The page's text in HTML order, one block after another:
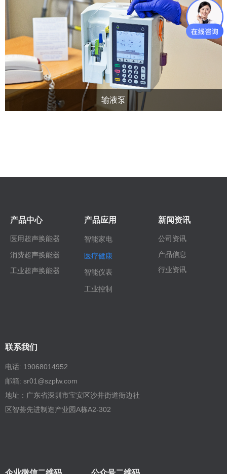
输液泵
联系我们
电话: 19068014952
邮箱: sr01@szplw.com
地址：广东省深圳市宝安区沙井街道衙边社
区智荟先进制造产业园A栋A2-302
产品中心
医用超声换能器
消费超声换能器
工业超声换能器
产品应用
智能家电
医疗健康
智能仪表
工业控制
新闻资讯
公司资讯
产品信息
行业资讯